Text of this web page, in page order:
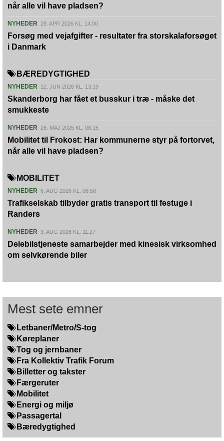
når alle vil have pladsen?
NYHEDER 28. APR 2026 KL. 14:00
Forsøg med vejafgifter - resultater fra storskalaforsøget
i Danmark
BÆREDYGTIGHED
NYHEDER 12. JUN 2026 KL. 13:19
Skanderborg har fået et busskur i træ - måske det
smukkeste
NYHEDER 26. MAJ 2026 KL. 08:15
Mobilitet til Frokost: Har kommunerne styr på fortorvet,
når alle vil have pladsen?
MOBILITET
NYHEDER 6. AUG 2026 KL. 08:58
Trafikselskab tilbyder gratis transport til festuge i
Randers
NYHEDER 3. AUG 2026 KL. 11:27
Delebilstjeneste samarbejder med kinesisk virksomhed
om selvkørende biler
Mest sete emner
Letbaner/Metro/S-tog
Køreplaner
Tog og jernbaner
Fra Kollektiv Trafik Forum
Billetter og takster
Færgeruter
Mobilitet
Energi og miljø
Passagertal
Bæredygtighed